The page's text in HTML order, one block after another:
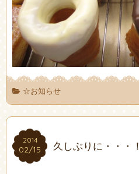
☆お知らせ
2014
02/15
2014
02/15 久しぶりに・・・！